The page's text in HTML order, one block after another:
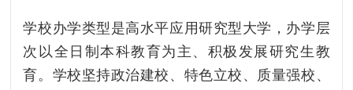
学校办学类型是高水平应用研究型大学，办学层
次以全日制本科教育为主、积极发展研究生教
育。学校坚持政治建校、特色立校、质量强校、